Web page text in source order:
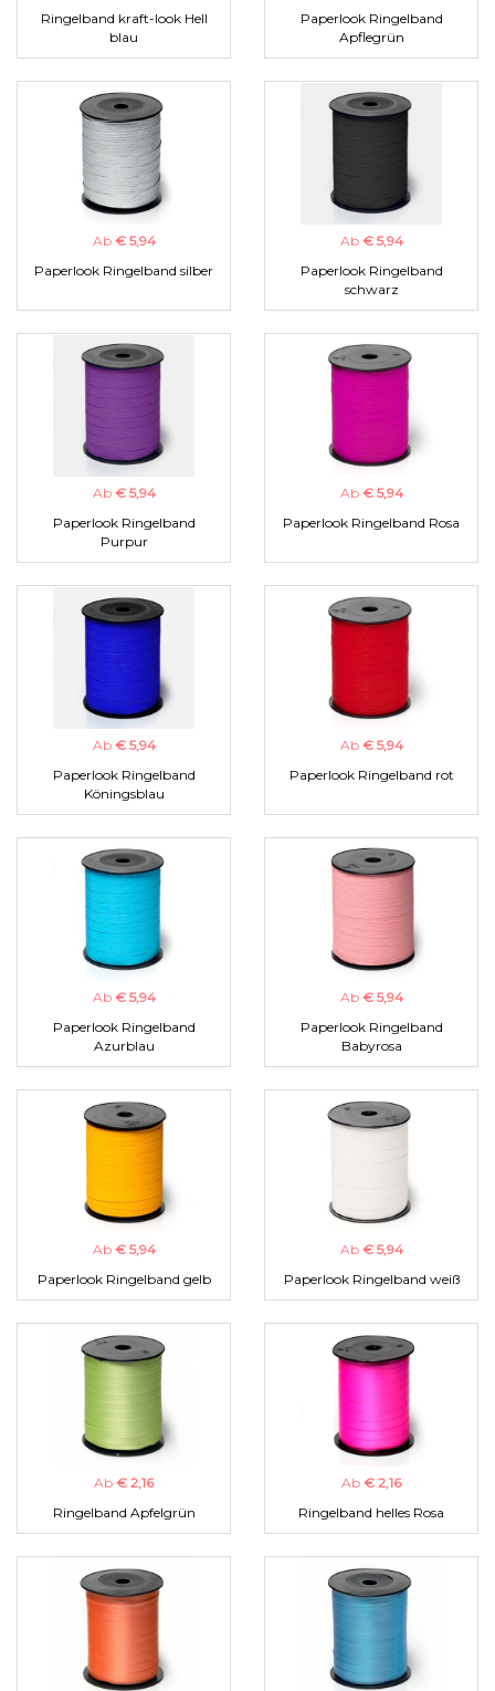
Ringelband kraft-look Hell
blau
Paperlook Ringelband
Apflegrün
Ab € 5,94
Paperlook Ringelband silber
Ab € 5,94
Paperlook Ringelband
schwarz
Ab € 5,94
Paperlook Ringelband
Purpur
Ab € 5,94
Paperlook Ringelband Rosa
Ab € 5,94
Paperlook Ringelband
Köningsblau
Ab € 5,94
Paperlook Ringelband rot
Ab € 5,94
Paperlook Ringelband
Azurblau
Ab € 5,94
Paperlook Ringelband
Babyrosa
Ab € 5,94
Paperlook Ringelband gelb
Ab € 5,94
Paperlook Ringelband weiß
Ab € 2,16
Ringelband Apfelgrün
Ab € 2,16
Ringelband helles Rosa